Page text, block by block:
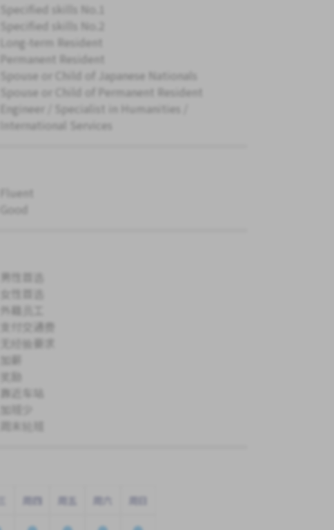
Specified skills No.1
Specified skills No.2
Long-term Resident
Permanent Resident
Spouse or Child of Japanese Nationals
Spouse or Child of Permanent Resident
Engineer / Specialist in Humanities /
International Services
Fluent
Good
男性首选
女性首选
外籍员工
支付交通费
无经验要求
加薪
奖励
靠近车站
加班少
周末轮班
周四 周五 周六 周日